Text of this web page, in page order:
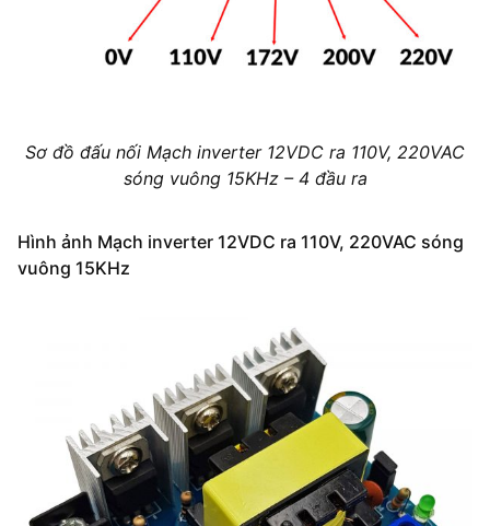
Sơ đồ đấu nối Mạch inverter 12VDC ra 110V, 220VAC
sóng vuông 15KHz – 4 đầu ra
Hình ảnh Mạch inverter 12VDC ra 110V, 220VAC sóng
vuông 15KHz